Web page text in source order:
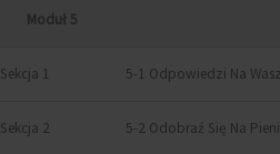
Moduł 5
Sekcja 1 5-1 Odpowiedzi Na
Sekcja 2 5-2 Odobraź Się Na